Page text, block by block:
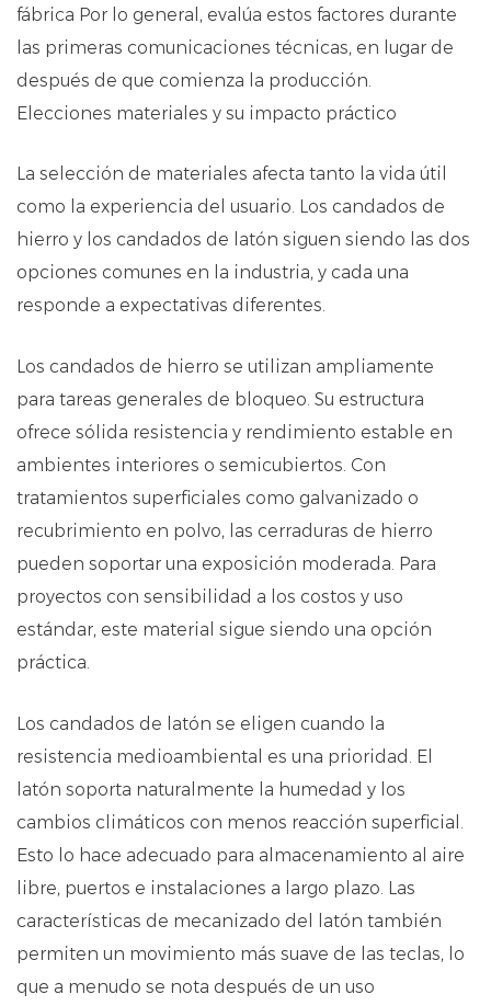
fábrica Por lo general, evalúa estos factores durante
las primeras comunicaciones técnicas, en lugar de
después de que comienza la producción.
Elecciones materiales y su impacto práctico
La selección de materiales afecta tanto la vida útil
como la experiencia del usuario. Los candados de
hierro y los candados de latón siguen siendo las dos
opciones comunes en la industria, y cada una
responde a expectativas diferentes.
Los candados de hierro se utilizan ampliamente
para tareas generales de bloqueo. Su estructura
ofrece sólida resistencia y rendimiento estable en
ambientes interiores o semicubiertos. Con
tratamientos superficiales como galvanizado o
recubrimiento en polvo, las cerraduras de hierro
pueden soportar una exposición moderada. Para
proyectos con sensibilidad a los costos y uso
estándar, este material sigue siendo una opción
práctica.
Los candados de latón se eligen cuando la
resistencia medioambiental es una prioridad. El
latón soporta naturalmente la humedad y los
cambios climáticos con menos reacción superficial.
Esto lo hace adecuado para almacenamiento al aire
libre, puertos e instalaciones a largo plazo. Las
características de mecanizado del latón también
permiten un movimiento más suave de las teclas, lo
que a menudo se nota después de un uso